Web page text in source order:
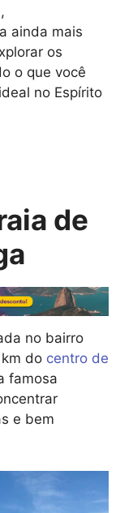
ainda mais
os
o que você
no Espírito
de
no bairro
do centro de
famosa
e bem